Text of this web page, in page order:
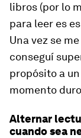
libros (por lo
para leer es
Una vez se
conseguí
propósito a
momento
Alternar
cuando sea